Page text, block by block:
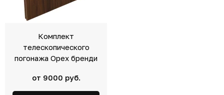
Комплект
телескопического
погонажа Орех бренди
от 9000 руб.